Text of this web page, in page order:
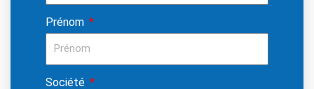
Prénom
Société